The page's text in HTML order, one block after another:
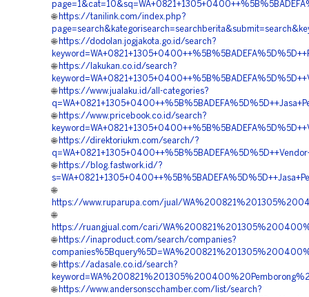
🌐 https://tanilink.com/index.php?
🌐 https://dodolan.jogjakota.go.id/search?
🌐 https://lakukan.co.id/search?
🌐 https://www.jualaku.id/all-categories?
🌐 https://www.pricebook.co.id/search?
🌐 https://direktoriukm.com/search/?
🌐 https://blog.fastwork.id/?
🌐
https://www.ruparupa.com/jual/
🌐
https://ruangjual.com/cari/
🌐 https://inaproduct.com/search/companies?
🌐 https://adasale.co.id/search?
🌐 https://www.andersonscchamber.com/list/search?